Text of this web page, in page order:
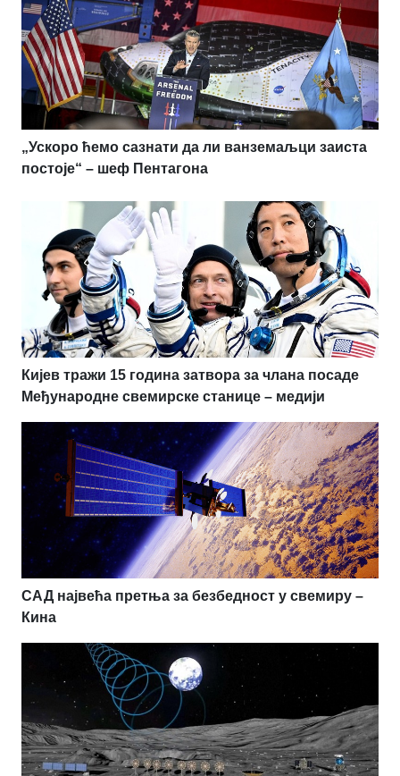
„Ускоро ћемо сазнати да ли ванземаљци заиста
постоје“ – шеф Пентагона
Кијев тражи 15 година затвора за члана посаде
Међународне свемирске станице – медији
САД највећа претња за безбедност у свемиру –
Кина